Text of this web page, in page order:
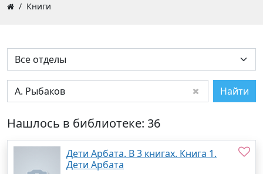
Найти
Нашлось в библиотеке: 36
Дети Арбата. В 3 книгах. Книга 1.
Дети Арбата
Книги